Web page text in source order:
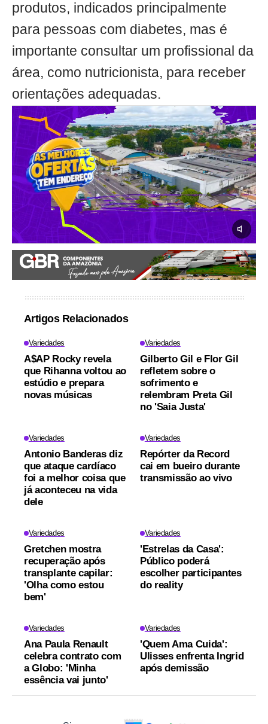
produtos, indicados principalmente
para pessoas com diabetes, mas é
importante consultar um profissional da
área, como nutricionista, para receber
orientações adequadas.
Artigos Relacionados
Variedades
A$AP Rocky revela
que Rihanna voltou ao
estúdio e prepara
novas músicas
Variedades
Gilberto Gil e Flor Gil
refletem sobre o
sofrimento e
relembram Preta Gil
no 'Saia Justa'
Variedades
Antonio Banderas diz
que ataque cardíaco
foi a melhor coisa que
já aconteceu na vida
dele
Variedades
Repórter da Record
cai em bueiro durante
transmissão ao vivo
Variedades
Gretchen mostra
recuperação após
transplante capilar:
'Olha como estou
bem'
Variedades
'Estrelas da Casa':
Público poderá
escolher participantes
do reality
Variedades
Ana Paula Renault
celebra contrato com
a Globo: 'Minha
essência vai junto'
Variedades
'Quem Ama Cuida':
Ulisses enfrenta Ingrid
após demissão